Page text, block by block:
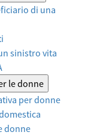
di una
sinistro vita
le donne
per donne
donne